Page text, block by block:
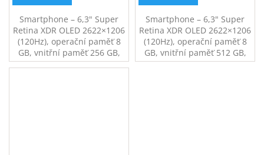
Smartphone – 6,3" Super
Retina XDR OLED 2622×1206
(120Hz), operační paměť 8
GB, vnitřní paměť 256 GB,
single SIM + eSIM, procesor
Smartphone – 6,3" Super
Retina XDR OLED 2622×1206
(120Hz), operační paměť 8
GB, vnitřní paměť 512 GB,
single SIM + eSIM, procesor